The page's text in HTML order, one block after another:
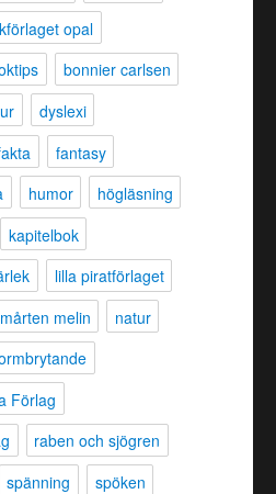
opal
bonnier carlsen
dyslexi
fantasy
humor
högläsning
kapitelbok
lilla piratförlaget
mårten melin
natur
Förlag
raben och sjögren
spänning
spöken